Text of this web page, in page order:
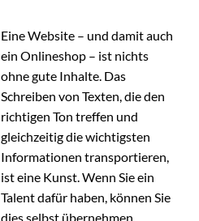
Eine Website – und damit auch
ein Onlineshop – ist nichts
ohne gute Inhalte. Das
Schreiben von Texten, die den
richtigen Ton treffen und
gleichzeitig die wichtigsten
Informationen transportieren,
ist eine Kunst. Wenn Sie ein
Talent dafür haben, können Sie
dies selbst übernehmen,